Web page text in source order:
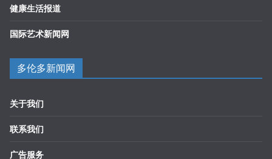
健康生活报道
国际艺术新闻网
多伦多新闻网
关于我们
联系我们
广告服务